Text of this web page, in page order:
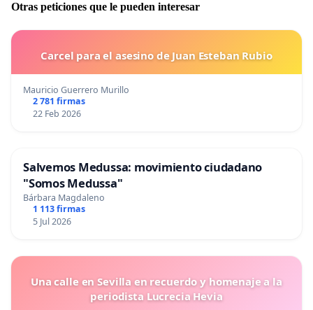
Otras peticiones que le pueden interesar
Carcel para el asesino de Juan Esteban Rubio
Mauricio Guerrero Murillo
2 781 firmas
22 Feb 2026
Salvemos Medussa: movimiento ciudadano
"Somos Medussa"
Bárbara Magdaleno
1 113 firmas
5 Jul 2026
Una calle en Sevilla en recuerdo y homenaje a la
periodista Lucrecia Hevia